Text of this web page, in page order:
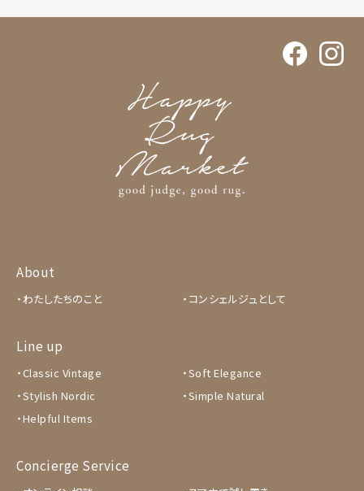
About
わたしたちのこと コンシェルジュとして
Line up
Classic Vintage
Soft Elegance
Stylish Nordic
Simple Natural
Helpful Items
Concierge Service